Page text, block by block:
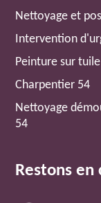
Nettoyage et
Intervention
Peinture sur
Charpentier 54
Nettoyage
54
Restons en